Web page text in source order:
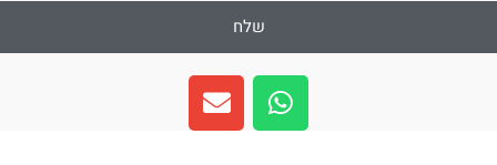
שלח
W
h
a
E
n
v